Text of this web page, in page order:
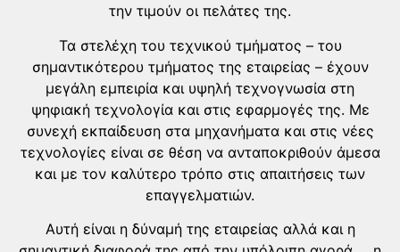
την τιμούν οι πελάτες της.
Τα στελέχη του τεχνικού τμήματος – του
σημαντικότερου τμήματος της εταιρείας – έχουν
μεγάλη εμπειρία και υψηλή τεχνογνωσία στη
ψηφιακή τεχνολογία και στις εφαρμογές της. Με
συνεχή εκπαίδευση στα μηχανήματα και στις νέες
τεχνολογίες είναι σε θέση να ανταποκριθούν άμεσα
και με τον καλύτερο τρόπο στις απαιτήσεις των
επαγγελματιών.
Αυτή είναι η δύναμή της εταιρείας αλλά και η